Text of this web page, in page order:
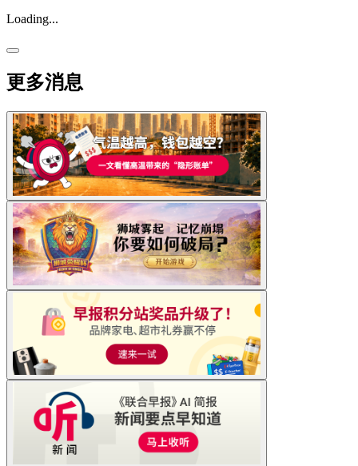
Loading...
更多消息